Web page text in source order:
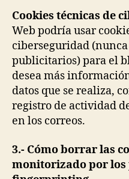
Cookies técnicas de c
Web podría usar
ciberseguridad
publicitarios) para el
desea más
datos que se realiza,
registro de actividad
en los correos.
3.- Cómo borrar las
monitorizado por los